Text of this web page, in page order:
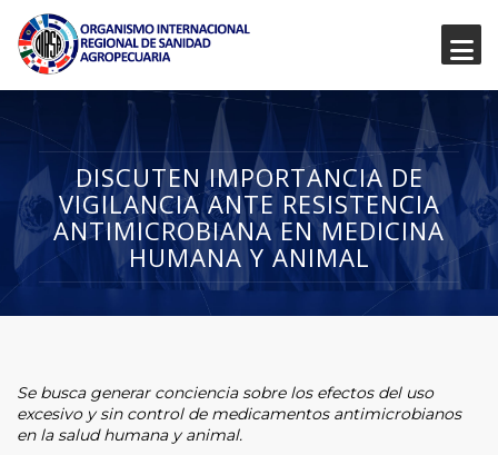
DISCUTEN IMPORTANCIA DE
VIGILANCIA ANTE RESISTENCIA
ANTIMICROBIANA EN MEDICINA
HUMANA Y ANIMAL
Se busca generar conciencia sobre los efectos del uso
excesivo y sin control de medicamentos antimicrobianos
en la salud humana y animal.